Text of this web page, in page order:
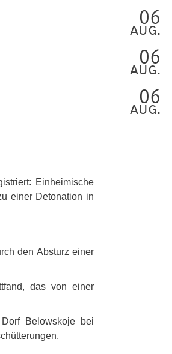
Einheimische
einer Detonation in
den Absturz einer
das von einer
Belowskoje bei
06
aug.
06
aug.
06
aug.